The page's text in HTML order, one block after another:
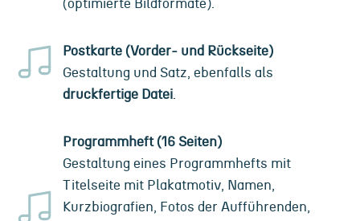
(optimierte Bildformate).
Postkarte (Vorder- und Rückseite)
Gestaltung und Satz, ebenfalls als
druckfertige Datei.
Programmheft (16 Seiten)
Gestaltung eines Programmhefts mit
Titelseite mit Plakatmotiv, Namen,
Kurzbiografien, Fotos der Aufführenden,